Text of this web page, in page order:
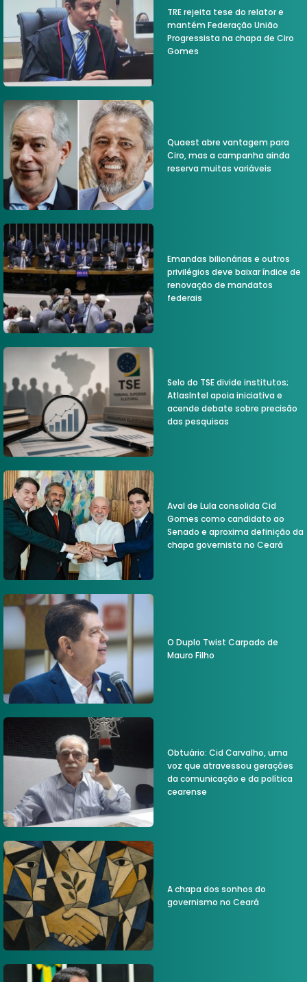
TRE rejeita tese do relator e
mantém Federação União
Progressista na chapa de Ciro
Gomes
Quaest abre vantagem para
Ciro, mas a campanha ainda
reserva muitas variáveis
Emandas bilionárias e outros
privilégios deve baixar índice de
renovação de mandatos
federais
Selo do TSE divide institutos;
AtlasIntel apoia iniciativa e
acende debate sobre precisão
das pesquisas
Aval de Lula consolida Cid
Gomes como candidato ao
Senado e aproxima definição da
chapa governista no Ceará
O Duplo Twist Carpado de
Mauro Filho
Obtuário: Cid Carvalho, uma
voz que atravessou gerações
da comunicação e da política
cearense
A chapa dos sonhos do
governismo no Ceará